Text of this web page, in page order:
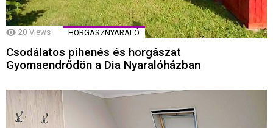
20 Views HORGÁSZNYARALÓ
Csodálatos pihenés és horgászat
Gyomaendrődön a Dia Nyaralóházban